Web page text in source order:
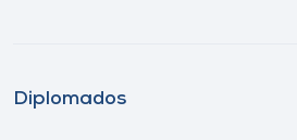
Diplomados